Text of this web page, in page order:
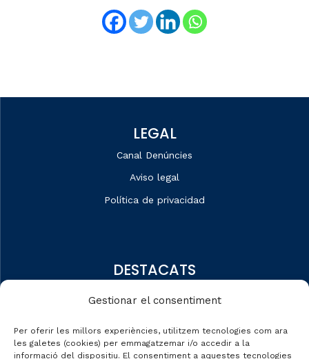
Gestionar el consentiment
Per oferir les millors experiències, utilitzem tecnologies com ara
les galetes (cookies) per emmagatzemar i/o accedir a la
informació del dispositiu. El consentiment a aquestes tecnologies
LEGAL
Canal Denúncies
Aviso legal
Política de privacidad
DESTACATS
Datos de mercado